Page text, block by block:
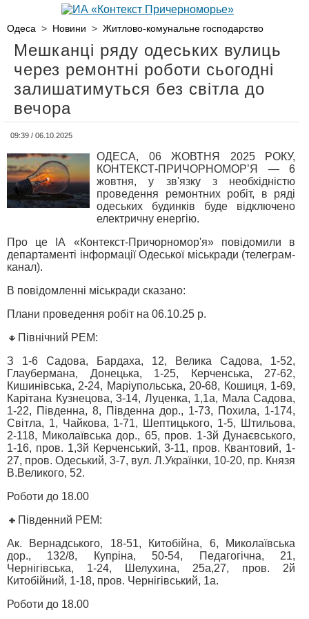
Одеса > Новини > Житлово-комунальне господарство
Мешканці ряду одеських вулиць
через ремонтні роботи сьогодні
залишатимуться без світла до
вечора
09:39 / 06.10.2025
ОДЕСА, 06 ЖОВТНЯ 2025 РОКУ,
КОНТЕКСТ-ПРИЧОРНОМОР’Я — 6
жовтня, у зв'язку з необхідністю
проведення ремонтних робіт, в ряді
одеських будинків буде відключено
електричну енергію.
Про це ІА «Контекст-Причорномор'я» повідомили в
департаменті інформації Одеської міськради (телеграм-
канал).
В повідомленні міськради сказано:
Плани проведення робіт на 06.10.25 р.
🔸Північний РЕМ:
З 1-6 Садова, Бардаха, 12, Велика Садова, 1-52,
Глаубермана, Донецька, 1-25, Керченська, 27-62,
Кишинівська, 2-24, Маріупольська, 20-68, Кошиця, 1-69,
Карітана Кузнецова, 3-14, Луценка, 1,1а, Мала Садова,
1-22, Південна, 8, Південна дор., 1-73, Похила, 1-174,
Світла, 1, Чайкова, 1-71, Шептицького, 1-5, Штильова,
2-118, Миколаївська дор., 65, пров. 1-3й Дунаєвського,
1-16, пров. 1,3й Керченський, 3-11, пров. Квантовий, 1-
27, пров. Одеський, 3-7, вул. Л.Українки, 10-20, пр. Князя
В.Великого, 52.
Роботи до 18.00
🔸Південний РЕМ:
Ак. Вернадського, 18-51, Китобійна, 6, Миколаївська
дор., 132/8, Купріна, 50-54, Педагогічна, 21,
Чернігівська, 1-24, Шелухина, 25а,27, пров. 2й
Китобійний, 1-18, пров. Чернігівський, 1а.
Роботи до 18.00